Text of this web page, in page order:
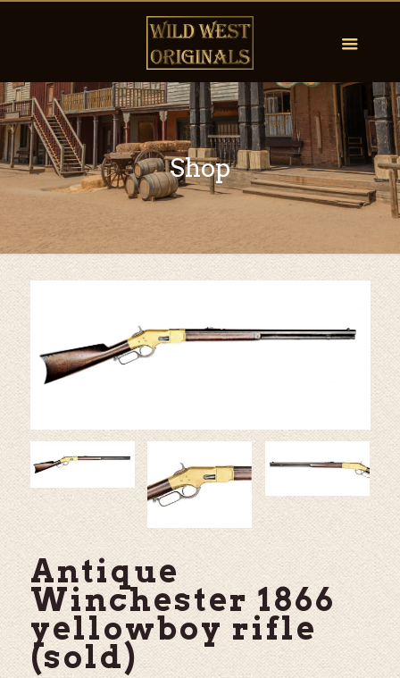
Shop
Antique
Winchester 1866
yellowboy rifle
(sold)